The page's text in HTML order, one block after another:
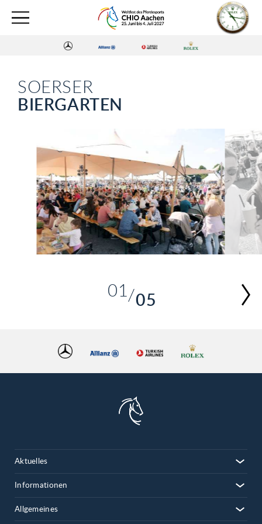
SOERSER
BIERGARTEN
01
05
05
Aktuelles
Informationen
Allgemeines